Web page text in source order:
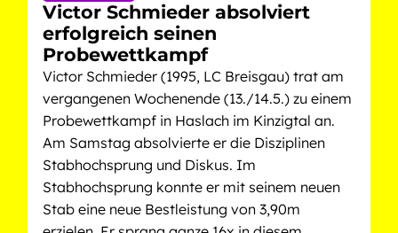
Victor Schmieder absolviert
erfolgreich seinen
Probewettkampf
Victor Schmieder (1995, LC Breisgau) trat am
vergangenen Wochenende (13./14.5.) zu einem
Probewettkampf in Haslach im Kinzigtal an.
Am Samstag absolvierte er die Disziplinen
Stabhochsprung und Diskus. Im
Stabhochsprung konnte er mit seinem neuen
Stab eine neue Bestleistung von 3,90m